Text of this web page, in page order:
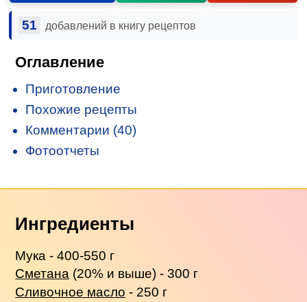
51 добавлений в книгу рецептов
Оглавление
Приготовление
Похожие рецепты
Комментарии (40)
Фотоотчеты
Ингредиенты
Мука - 400-550 г
Сметана (20% и выше) - 300 г
Сливочное масло - 250 г